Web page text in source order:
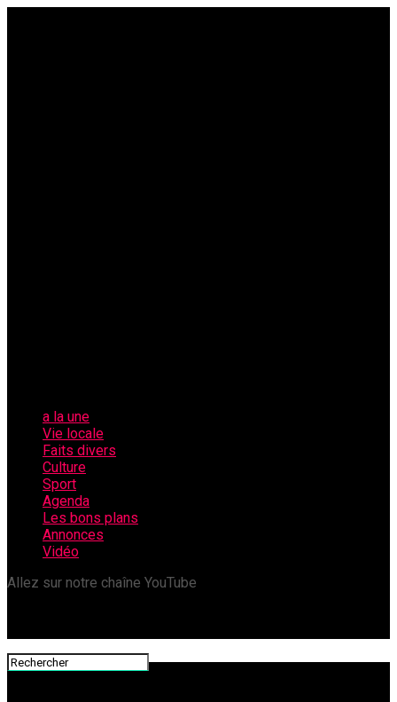
a la une
Vie locale
Faits divers
Culture
Sport
Agenda
Les bons plans
Annonces
Vidéo
Allez sur notre chaîne YouTube